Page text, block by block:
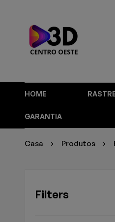
HOME
GARANTIA
Casa Produtos
Filters